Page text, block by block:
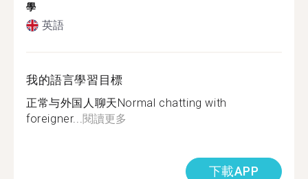
學
英語
我的語言學習目標
正常与外国人聊天Normal chatting with
foreigner...閱讀更多
下載APP